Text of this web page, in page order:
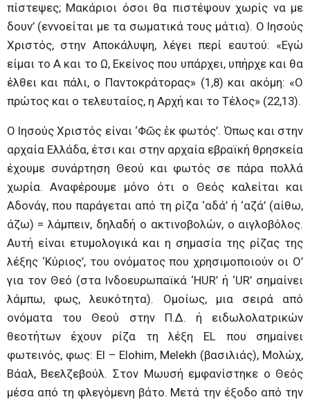
πίστεψες; Μακάριοι όσοι θα πιστέψουν χωρίς να με
δουν’ (εννοείται με τα σωματικά τους μάτια). Ο Ιησούς
Χριστός, στην Αποκάλυψη, λέγει περί εαυτού: «Εγώ
είμαι το Α και το Ω, Εκείνος που υπάρχει, υπήρχε και θα
έλθει και πάλι, ο Παντοκράτορας» (1,8) και ακόμη: «Ο
πρώτος και ο τελευταίος, η Αρχή και το Τέλος» (22,13).
Ο Ιησούς Χριστός είναι ‘Φῶς ἐκ φωτός’. Όπως και στην
αρχαία Ελλάδα, έτσι και στην αρχαία εβραϊκή θρησκεία
έχουμε συνάρτηση Θεού και φωτός σε πάρα πολλά
χωρία. Αναφέρουμε μόνο ότι ο Θεός καλείται και
Αδονάγ, που παράγεται από τη ρίζα ‘αδά’ ή ‘αζά’ (αίθω,
άζω) = λάμπειν, δηλαδή ο ακτινοβολών, ο αιγλοβόλος.
Αυτή είναι ετυμολογικά και η σημασία της ρίζας της
λέξης ‘Κύριος’, του ονόματος που χρησιμοποιούν οι Ο’
για τον Θεό (στα Ινδοευρωπαϊκά ‘HUR’ ή ‘UR’ σημαίνει
λάμπω, φως, λευκότητα). Ομοίως, μια σειρά από
ονόματα του Θεού στην Π.Δ. ή ειδωλολατρικών
θεοτήτων έχουν ρίζα τη λέξη EL που σημαίνει
φωτεινός, φως: El – Elohim, Melekh (βασιλιάς), Μολώχ,
Βάαλ, Βεελζεβούλ. Στον Μωυσή εμφανίστηκε ο Θεός
μέσα από τη φλεγόμενη βάτο. Μετά την έξοδο από την